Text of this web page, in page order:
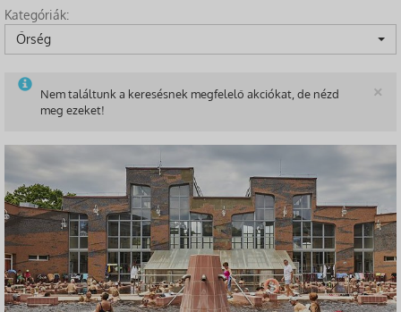
Kategóriák:
Őrség
×
Nem találtunk a keresésnek megfelelő akciókat, de nézd
meg ezeket!